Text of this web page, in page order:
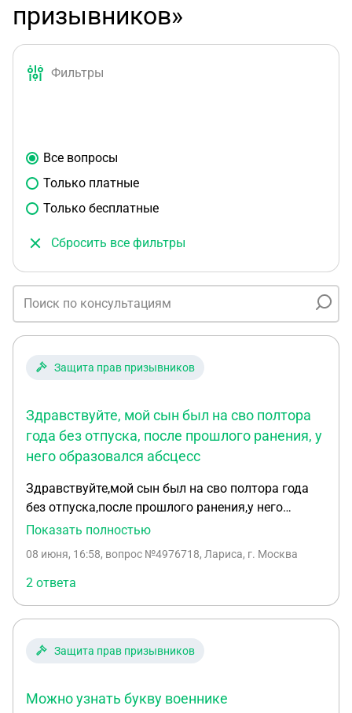
призывников»
Фильтры
Все вопросы
Только платные
Только бесплатные
Сбросить все фильтры
Защита прав призывников
Здравствуйте, мой сын был на сво полтора
года без отпуска, после прошлого ранения, у
него образовался абсцесс
Здравствуйте,мой сын был на сво полтора года
без отпуска,после прошлого ранения,у него
образовался абсцесс,сделали операцию.Сын с
закрыли в части,забрали телефон и собираются
отправлять в Украину,даже не дали пройти
врачебную комиссию
Показать полностью
08 июня, 16:58, вопрос №4976718, Лариса, г. Москва
2 ответа
Защита прав призывников
Можно узнать букву военнике